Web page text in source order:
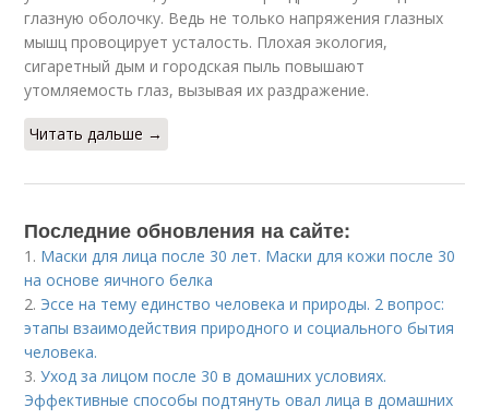
глазную оболочку. Ведь не только напряжения глазных
мышц провоцирует усталость. Плохая экология,
сигаретный дым и городская пыль повышают
утомляемость глаз, вызывая их раздражение.
Читать дальше →
Последние обновления на сайте:
1. Маски для лица после 30 лет. Маски для кожи после 30
на основе яичного белка
2. Эссе на тему единство человека и природы. 2 вопрос:
этапы взаимодействия природного и социального бытия
человека.
3.Уход за лицом после 30 в домашних условиях.
Эффективные способы подтянуть овал лица в домашних